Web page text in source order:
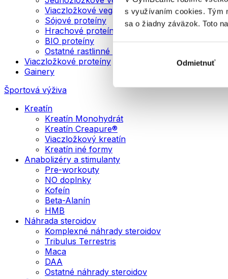
s využívaním cookies. Tým
sa o žiadny záväzok. Toto
Odmietnuť
Viaczložkové vegánske proteíny
Sójové proteíny
Hrachové proteíny
BIO proteíny
Ostatné rastlinné proteíny
Viaczložkové proteíny
Gainery
Športová výživa
Kreatín
Kreatín Monohydrát
Kreatín Creapure®
Viaczložkový kreatín
Kreatín iné formy
Anabolizéry a stimulanty
Pre-workouty
NO doplnky
Kofeín
Beta-Alanín
HMB
Náhrada steroidov
Komplexné náhrady steroidov
Tribulus Terrestris
Maca
DAA
Ostatné náhrady steroidov